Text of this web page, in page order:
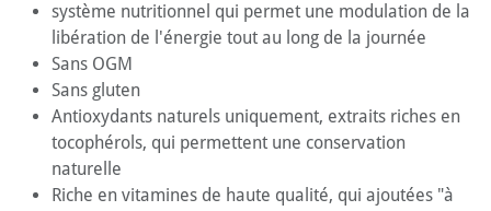
système nutritionnel qui permet une modulation de la
libération de l'énergie tout au long de la journée
Sans OGM
Sans gluten
Antioxydants naturels uniquement, extraits riches en
tocophérols, qui permettent une conservation
naturelle
Riche en vitamines de haute qualité, qui ajoutées "à